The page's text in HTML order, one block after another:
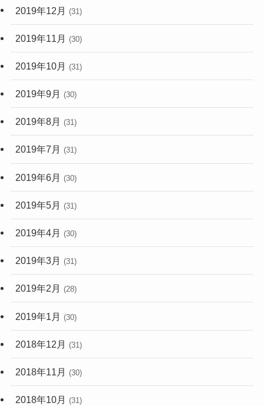
2019年12月 (31)
2019年11月 (30)
2019年10月 (31)
2019年9月 (30)
2019年8月 (31)
2019年7月 (31)
2019年6月 (30)
2019年5月 (31)
2019年4月 (30)
2019年3月 (31)
2019年2月 (28)
2019年1月 (30)
2018年12月 (31)
2018年11月 (30)
2018年10月 (31)